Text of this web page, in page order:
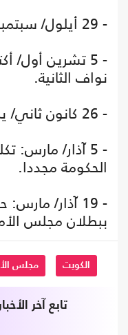
- 29 أيلول/ سبتمبر: إجراء الانتخابات.
- 5 تشرين أول/
نواف الثانية.
- 26 كانون ثاني/ يناير: استقالة الحكومة.
- 5 آذار/ مارس:
الحكومة مجددا.
- 19 آذار/
ببطلان مجلس الأمة
الكويت مجلس
تابع آخر